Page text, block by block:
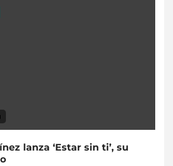
lanza ‘Estar sin ti’, su